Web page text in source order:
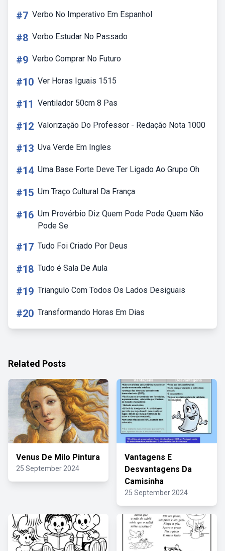
#7 Verbo No Imperativo Em Espanhol
#8 Verbo Estudar No Passado
#9 Verbo Comprar No Futuro
#10 Ver Horas Iguais 1515
#11 Ventilador 50cm 8 Pas
#12 Valorização Do Professor - Redação Nota 1000
#13 Uva Verde Em Ingles
#14 Uma Base Forte Deve Ter Ligado Ao Grupo Oh
#15 Um Traço Cultural Da França
#16 Um Provérbio Diz Quem Pode Pode Quem Não
Pode Se
#17 Tudo Foi Criado Por Deus
#18 Tudo é Sala De Aula
#19 Triangulo Com Todos Os Lados Desiguais
#20 Transformando Horas Em Dias
Related Posts
Venus De Milo Pintura
25 September 2024
Vantagens E
Desvantagens Da
Camisinha
25 September 2024